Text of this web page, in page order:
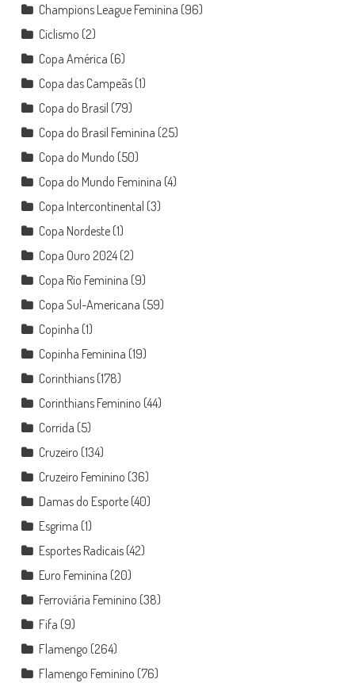
Champions League Feminina (96)
Ciclismo (2)
Copa América (6)
Copa das Campeãs(1)
Copa do Brasil (79)
Copa do Brasil Feminina (25)
Copa do Mundo (50)
Copa do Mundo Feminina (4)
Copa Intercontinental (3)
Copa Nordeste(1)
Copa Ouro 2024(2)
Copa Rio Feminina (9)
Copa Sul-Americana (59)
Copinha (1)
Copinha Feminina (19)
Corinthians(178)
Corinthians Feminino (44)
Corrida (5)
Cruzeiro (134)
Cruzeiro Feminino (36)
Damas do Esporte(40)
Esgrima (1)
Esportes Radicais(42)
Euro Feminina (20)
Ferroviária Feminino (38)
Fifa (9)
Flamengo (264)
Flamengo Feminino (76)